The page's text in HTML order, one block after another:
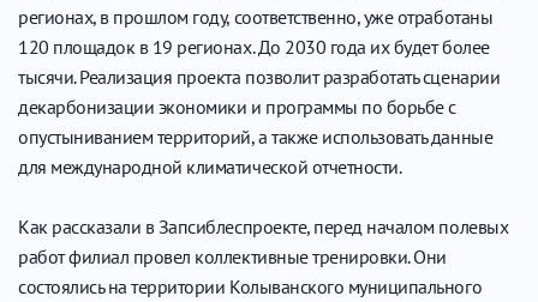
регионах, в прошлом году, соответственно, уже отработаны
120 площадок в 19 регионах. До 2030 года их будет более
тысячи. Реализация проекта позволит разработать сценарии
декарбонизации экономики и программы по борьбе с
опустыниванием территорий, а также использовать данные
для международной климатической отчетности.
Как рассказали в Запсиблеспроекте, перед началом полевых
работ филиал провел коллективные тренировки. Они
состоялись на территории Колыванского муниципального